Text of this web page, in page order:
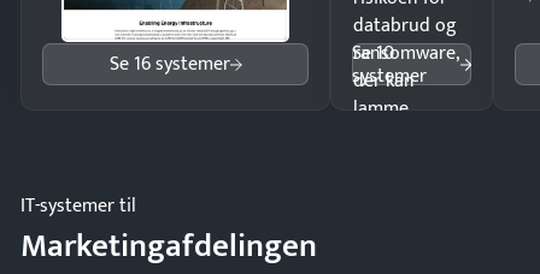
Se 16 systemer
databrud og
ransomware,
der kan
lamme
Se 10
systemer
IT-systemer til
Marketingafdelingen